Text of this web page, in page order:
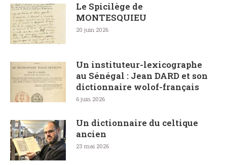
Le Spicilège de
MONTESQUIEU
20 juin 2026
Un instituteur-lexicographe
au Sénégal : Jean DARD et son
dictionnaire wolof-français
6 juin 2026
Un dictionnaire du celtique
ancien
23 mai 2026